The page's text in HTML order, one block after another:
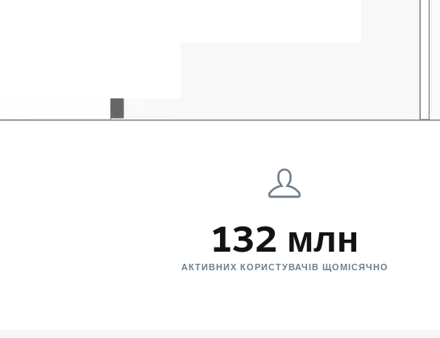
132 млн
АКТИВНИХ КОРИСТУВАЧІВ ЩОМІСЯЧНО